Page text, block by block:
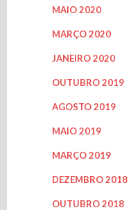
MAIO 2020
MARÇO 2020
JANEIRO 2020
OUTUBRO 2019
AGOSTO 2019
MAIO 2019
MARÇO 2019
DEZEMBRO 2018
OUTUBRO 2018